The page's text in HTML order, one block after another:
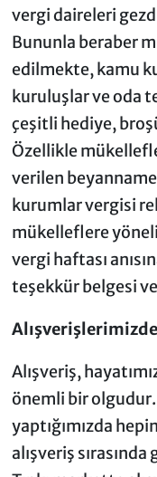
vergi daireleri
Bununla beraber
edilmekte, kamu
kuruluşlar ve oda
çeşitli hediye,
Özellikle
verilen
kurumlar vergisi
mükelleflere
vergi haftası
teşekkür belgesi
Alışveriş,
önemli bir olgudur.
yaptığımızda
alışveriş